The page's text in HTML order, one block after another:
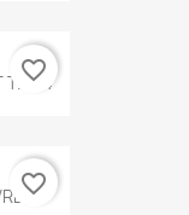
T.634
favorite_border
favorite_border